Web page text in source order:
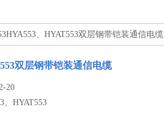
、HYAT553双层钢带铠装通信电缆
双层钢带铠装通信电缆
20
、HYAT553